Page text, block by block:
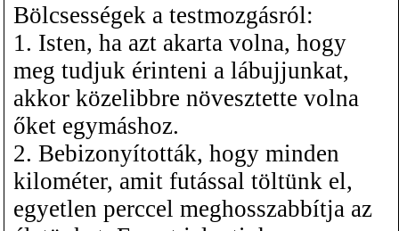
Bölcsességek a testmozgásról:
1. Isten, ha azt akarta volna, hogy
meg tudjuk érinteni a lábujjunkat,
akkor közelibbre növesztette volna
őket egymáshoz.
2. Bebizonyították, hogy minden
kilométer, amit futással töltünk el,
egyetlen perccel meghosszabbítja az